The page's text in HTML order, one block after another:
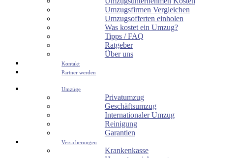
Umzugsfirmen Vergleichen
Umzugsofferten einholen
Was kostet ein Umzug?
Tipps / FAQ
Ratgeber
Über uns
Kontakt
Partner werden
Umzüge
Privatumzug
Geschäftsumzug
Internationaler Umzug
Reinigung
Garantien
Versicherungen
Krankenkasse